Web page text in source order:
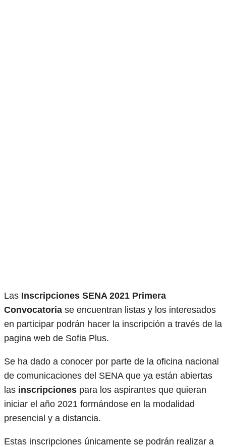
Las Inscripciones SENA 2021 Primera
Convocatoria se encuentran listas y los interesados
en participar podrán hacer la inscripción a través de la
pagina web de Sofia Plus.
Se ha dado a conocer por parte de la oficina nacional
de comunicaciones del SENA que ya están abiertas
las inscripciones para los aspirantes que quieran
iniciar el año 2021 formándose en la modalidad
presencial y a distancia.
Estas inscripciones únicamente se podrán realizar a